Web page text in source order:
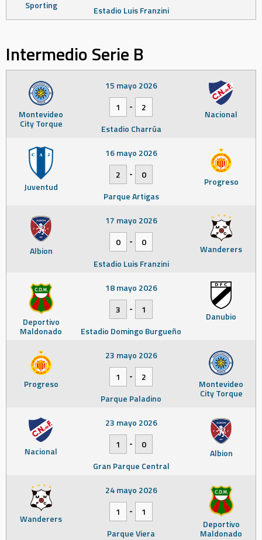
Sporting
Estadio Luis Franzini
Intermedio Serie B
Montevideo
City Torque
Nacional
15 mayo 2026
1
-
2
Estadio Charrúa
Juventud Progreso
16 mayo 2026
2
-
0
Parque Artigas
Albion Wanderers
17 mayo 2026
0
-
0
Estadio Luis Franzini
Deportivo
Maldonado
Danubio
18 mayo 2026
3
-
1
Estadio Domingo Burgueño
Progreso Montevideo
City Torque
23 mayo 2026
1
-
2
Parque Paladino
Nacional Albion
23 mayo 2026
1
-
0
Gran Parque Central
Wanderers Deportivo
Maldonado
24 mayo 2026
1
-
1
Parque Viera